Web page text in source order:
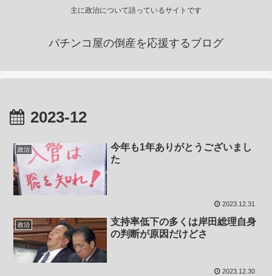
主に政治について語っているサイトです
パチンコ屋の倒産を応援するブログ
2023-12
政治
今年も1年ありがとうございまし
た
2023.12.31
政治
支持率低下の多くは岸田総理自身
の判断が原因だけどさ
2023.12.30